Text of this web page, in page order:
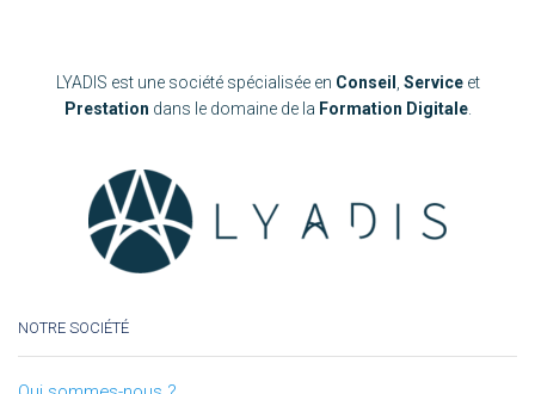
LYADIS est une société spécialisée en Conseil , Serviceet
Prestation dans le domaine de la Formation Digitale.
NOTRE SOCIÉTÉ